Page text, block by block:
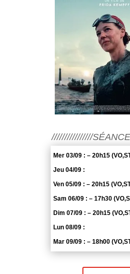
////////////////
Mer 03/09 : – 20h15
Jeu 04/09 :
Ven 05/09 : – 20h15
Sam 06/09 : – 17h30
Dim 07/09 : – 20h15
Lun 08/09 :
Mar 09/09 : – 18h00